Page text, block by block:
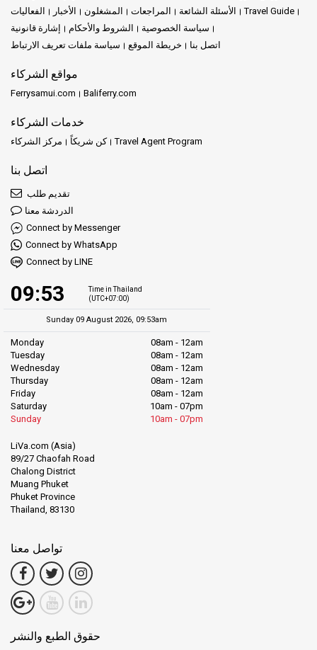
الفعاليات
الأخبار المشغلون المراجعات الأسئلة الشائعة
Travel Guide
إشارة قانونية
الشروط والأحكام
سياسة الخصوصية
سياسة ملفات تعريف الارتباط
خريطة الموقع اتصل بنا
مواقع الشركاء
Ferrysamui.com Baliferry.com
خدمات الشركاء
مركز الشركاء كن شريكاً Travel Agent Program
اتصل بنا
تقديم طلب
الدردشة معنا
Connect by Messenger
Connect by WhatsApp
Connect by LINE
09:53
Time in Thailand
(UTC+07:00)
Sunday 09 August 2026, 09:53am
Monday
08am - 12am
Tuesday
08am - 12am
Wednesday
08am - 12am
Thursday
08am - 12am
Friday
08am - 12am
Saturday
10am - 07pm
Sunday
10am - 07pm
LiVa.com (Asia)
89/27 Chaofah Road
Chalong District
Muang Phuket
Phuket Province
Thailand, 83130
تواصل معنا
حقوق الطبع والنشر